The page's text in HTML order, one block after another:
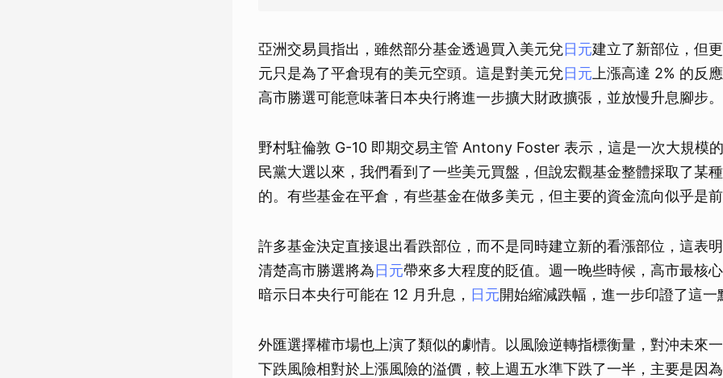
亞洲交易員指出，雖然部分基金透過買入美元兌日元建立了新部位，但
元只是為了平倉現有的美元空頭。這是對美元兌日元 上漲高達 2% 的反
高市勝選可能意味著日本央行將進一步擴大財政擴張，並放慢升息腳步。
野村駐倫敦 G-10 即期交易主管 Antony Foster 表示，這是一次大規模
民黨大選以來，我們看到了一些美元買盤，但說宏觀基金整體採取了某
的。有些基金在平倉，有些基金在做多美元，但主要的資金流向似乎是
許多基金決定直接退出看跌部位，而不是同時建立新的看漲部位，這表
清楚高市勝選將為日元帶來多大程度的貶值。週一晚些時候，高市最核
暗示日本央行可能在 12 月升息， 日元開始縮減跌幅，進一步印證了這一
外匯選擇權市場也上演了類似的劇情。以風險逆轉指標衡量，對沖未來
下跌風險相對於上漲風險的溢價，較上週五水準下跌了一半，主要是因